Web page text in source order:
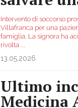
Intervento di soccorso
Villafranca per una
famiglia. La signora ha
rivolta
13.05.2026
Ultimo
Medicina